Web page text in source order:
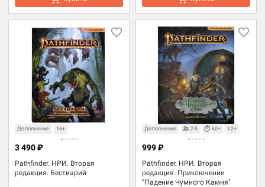
Дополнение 16+
Pathfinder. НРИ. Вторая
редакция. Бестиарий
3 490 ₽
Дополнение 2-5 60+ 12+
Pathfinder. НРИ. Вторая
редакция. Приключение
"Падение Чумного Камня"
999 ₽